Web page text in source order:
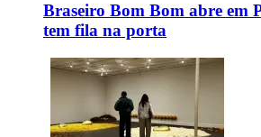
Braseiro Bom Bom abre em
tem fila na porta